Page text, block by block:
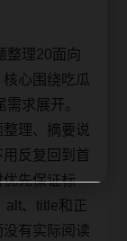
整理20面向
心围绕吃瓜
求展开。
理、摘要说
反复回到首
先保证标
alt、title和正
有实际阅读